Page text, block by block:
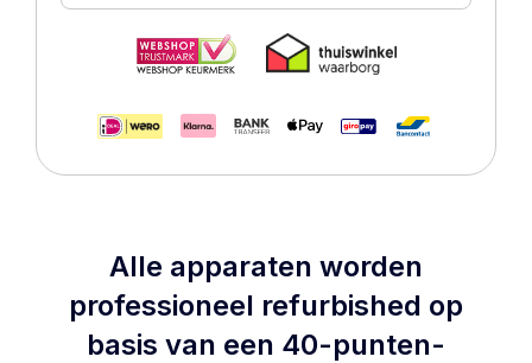
Alle apparaten worden
professioneel refurbished op
basis van een 40-punten-